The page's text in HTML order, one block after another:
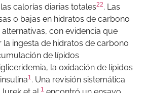
calorías diarias totales22. Las
o bajas en hidratos de carbono
con evidencia que
ingesta de hidratos de carbono
de lípidos
la oxidación de lípidos
1 . Una revisión sistemática
1